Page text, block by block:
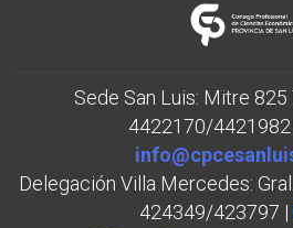
Sede San Luis: Mitre
4422170/4421982
Delegación Villa Mercedes:
424349/423797 |